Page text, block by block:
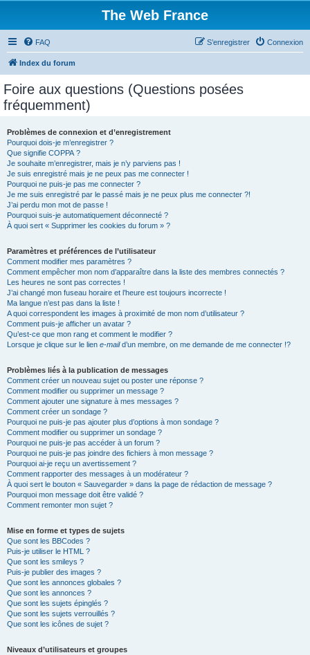
The Web France
FAQ Connexion
S’enregistrer
Index du forum
Foire aux questions (Questions posées
fréquemment)
Problèmes de connexion et d’enregistrement
Pourquoi dois-je m’enregistrer ?
Que signifie COPPA ?
Je souhaite m’enregistrer, mais je n’y parviens pas !
Je suis enregistré mais je ne peux pas me connecter !
Pourquoi ne puis-je pas me connecter ?
Je me suis enregistré par le passé mais je ne peux plus me connecter ?!
J’ai perdu mon mot de passe !
Pourquoi suis-je automatiquement déconnecté ?
À quoi sert « Supprimer les cookies du forum » ?
Paramètres et préférences de l’utilisateur
Comment modifier mes paramètres ?
Comment empêcher mon nom d’apparaître dans la liste des membres connectés ?
Les heures ne sont pas correctes !
J’ai changé mon fuseau horaire et l’heure est toujours incorrecte !
Ma langue n’est pas dans la liste !
A quoi correspondent les images à proximité de mon nom d’utilisateur ?
Comment puis-je afficher un avatar ?
Qu’est-ce que mon rang et comment le modifier ?
Lorsque je clique sur le lien e-maild’un membre, on me demande de me connecter !?
Problèmes liés à la publication de messages
Comment créer un nouveau sujet ou poster une réponse ?
Comment modifier ou supprimer un message ?
Comment ajouter une signature à mes messages ?
Comment créer un sondage ?
Pourquoi ne puis-je pas ajouter plus d’options à mon sondage ?
Comment modifier ou supprimer un sondage ?
Pourquoi ne puis-je pas accéder à un forum ?
Pourquoi ne puis-je pas joindre des fichiers à mon message ?
Pourquoi ai-je reçu un avertissement ?
Comment rapporter des messages à un modérateur ?
À quoi sert le bouton « Sauvegarder » dans la page de rédaction de message ?
Pourquoi mon message doit être validé ?
Comment remonter mon sujet ?
Mise en forme et types de sujets
Que sont les BBCodes ?
Puis-je utiliser le HTML ?
Que sont les smileys ?
Puis-je publier des images ?
Que sont les annonces globales ?
Que sont les annonces ?
Que sont les sujets épinglés ?
Que sont les sujets verrouillés ?
Que sont les icônes de sujet ?
Niveaux d’utilisateurs et groupes